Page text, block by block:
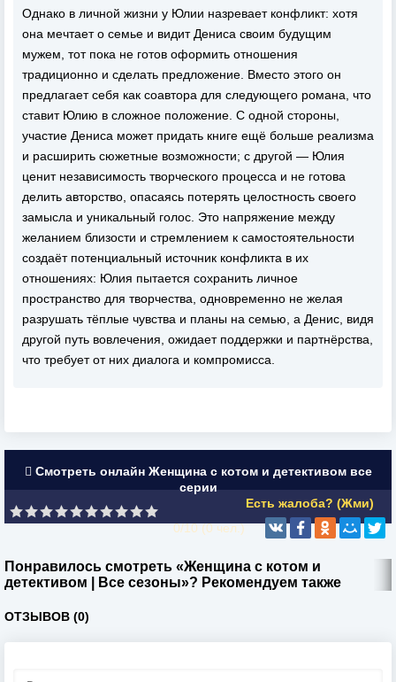
Однако в личной жизни у Юлии назревает конфликт: хотя
она мечтает о семье и видит Дениса своим будущим
мужем, тот пока не готов оформить отношения
традиционно и сделать предложение. Вместо этого он
предлагает себя как соавтора для следующего романа, что
ставит Юлию в сложное положение. С одной стороны,
участие Дениса может придать книге ещё больше реализма
и расширить сюжетные возможности; с другой — Юлия
ценит независимость творческого процесса и не готова
делить авторство, опасаясь потерять целостность своего
замысла и уникальный голос. Это напряжение между
желанием близости и стремлением к самостоятельности
создаёт потенциальный источник конфликта в их
отношениях: Юлия пытается сохранить личное
пространство для творчества, одновременно не желая
разрушать тёплые чувства и планы на семью, а Денис, видя
другой путь вовлечения, ожидает поддержки и партнёрства,
что требует от них диалога и компромисса.
Смотреть онлайн Женщина с котом и детективом все
серии
Есть жалоба? (Жми)
0/10 (0чел.)
Понравилось смотреть «Женщина с котом и
детективом | Все сезоны»? Рекомендуем также
ОТЗЫВОВ (0)